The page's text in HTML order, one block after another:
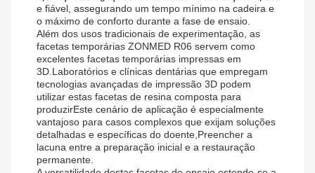
e fiável, assegurando um tempo mínimo na cadeira e
o máximo de conforto durante a fase de ensaio.
Além dos usos tradicionais de experimentação, as
facetas temporárias ZONMED R06 servem como
excelentes facetas temporárias impressas em
3D.Laboratórios e clínicas dentárias que empregam
tecnologias avançadas de impressão 3D podem
utilizar estas facetas de resina composta para
produzirEste cenário de aplicação é especialmente
vantajoso para casos complexos que exijam soluções
detalhadas e específicas do doente,Preencher a
lacuna entre a preparação inicial e a restauração
permanente.